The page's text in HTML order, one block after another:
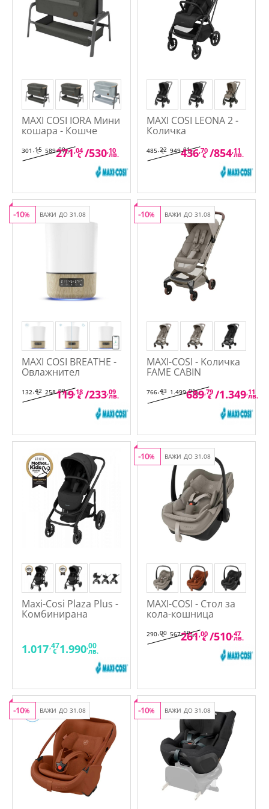
MAXI COSI IORA Мини
кошара - Кошче
301 ,15
€ 589,00лв.
271,04
€ /530 ,10
лв.
MAXI COSI LEONA 2 -
Количка
485 ,22
€ 949 ,01лв.
436,70
€ /854 ,11
лв.
ВАЖИ ДО 31.08
-10%
MAXI COSI BREATHE -
Овлажнител
132,42
€ 258,99лв.
119,18
€ /233,09
лв.
ВАЖИ ДО 31.08
-10%
MAXI-COSI - Kоличка
FAME CABIN
766,43
€ 1.499,01лв.
689,79
€ /1.349,11
лв.
Maxi-Cosi Plaza Plus -
Комбинирана
количка 2в1
1.017,47
€ 1.990,00
лв.
ВАЖИ ДО 31.08
-10%
MAXI-COSI - Стол за
кола-кошница
SIZE (40-87см)
290,00
€ 567,19лв.
261,00
€ /510,47
лв.
ВАЖИ ДО 31.08
-10% ВАЖИ ДО 31.08
-10%